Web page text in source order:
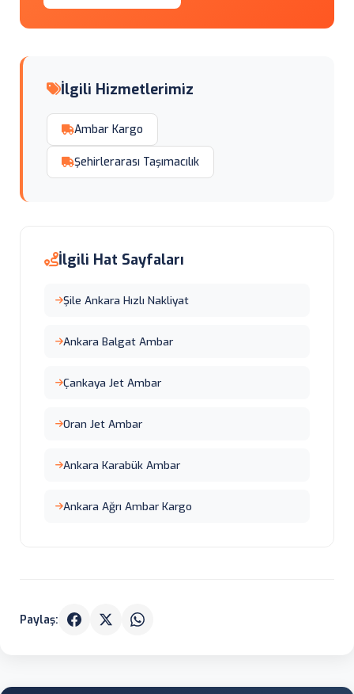
İlgili Hizmetlerimiz
Ambar Kargo
Şehirlerarası Taşımacılık
İlgili Hat Sayfaları
Şile Ankara Hızlı Nakliyat
Ankara Balgat Ambar
Çankaya Jet Ambar
Oran Jet Ambar
Ankara Karabük Ambar
Ankara Ağrı Ambar Kargo
Paylaş: